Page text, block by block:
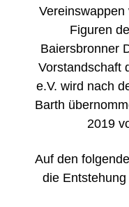
Figuren
Baiersbronner
Vorstandschaft
e.V. wird nach
Barth
2019
Auf den
die